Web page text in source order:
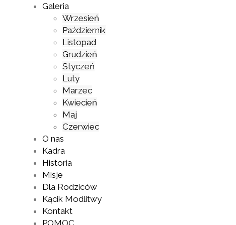
Galeria
Wrzesień
Październik
Listopad
Grudzień
Styczeń
Luty
Marzec
Kwiecień
Maj
Czerwiec
O nas
Kadra
Historia
Misje
Dla Rodziców
Kącik Modlitwy
Kontakt
POMOC